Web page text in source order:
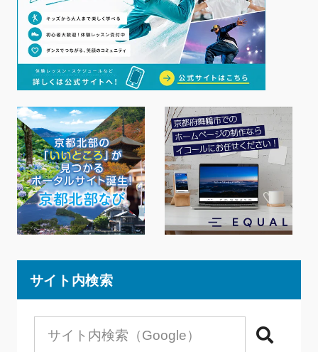
サイト内検索
検索